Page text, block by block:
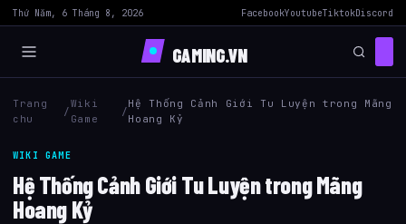
Thứ Năm, 6 Tháng 8, 2026 FacebookYoutubeTiktokDiscord
GAMING.VN
Trang
chu
/
Wiki
Game
/
Hệ Thống Cảnh Giới Tu Luyện trong Mãng
Hoang Kỷ
WIKI GAME
Hệ Thống Cảnh Giới Tu Luyện trong Mãng
Hoang Kỷ